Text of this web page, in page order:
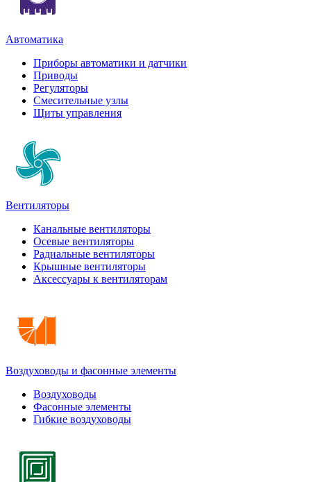
Автоматика
Приборы автоматики и датчики
Приводы
Регуляторы
Смесительные узлы
Щиты управления
Вентиляторы
Канальные вентиляторы
Осевые вентиляторы
Радиальные вентиляторы
Крышные вентиляторы
Аксессуары к вентиляторам
Воздуховоды и фасонные элементы
Воздуховоды
Фасонные элементы
Гибкие воздуховоды